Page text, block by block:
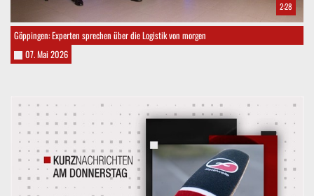
2:28
Göppingen: Experten sprechen über die Logistik von morgen
07. Mai 2026